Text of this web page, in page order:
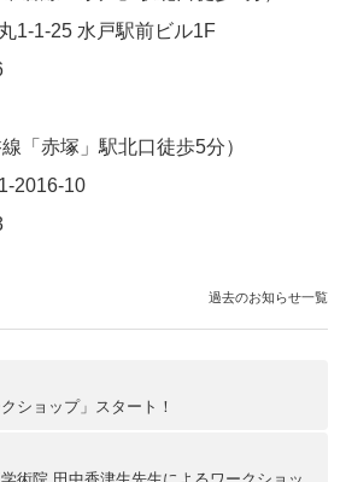
1-1-25 水戸駅前ビル1F
「赤塚」駅北口徒歩5分）
2016-10
ショップ」スタート！
過去のお知らせ一覧